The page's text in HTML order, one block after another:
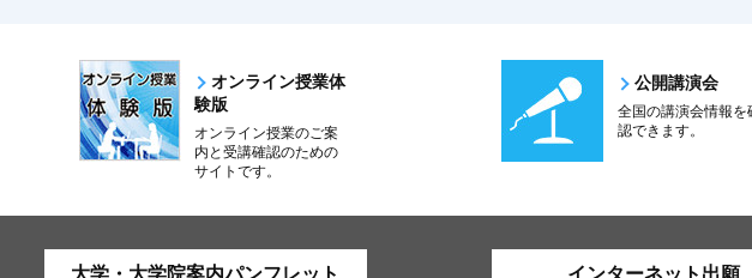
オンライン授業体
験版
オンライン授業のご案
内と受講確認のための
サイトです。
公開講演会
全国の講演会情報を
認できます。